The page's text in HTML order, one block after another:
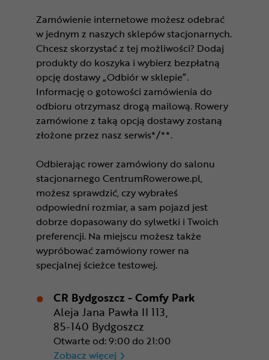
Zamówienie internetowe możesz odebrać
w jednym z naszych sklepów stacjonarnych.
Chcesz skorzystać z tej możliwości? Dodaj
produkty do koszyka i wybierz bezpłatną
opcję dostawy „Odbiór w sklepie”.
Informację o gotowości zamówienia do
odbioru otrzymasz drogą mailową. Rowery
zamówione z taką opcją dostawy zostaną
złożone przez nasz serwis*/**.
Odbierając rower zamówiony do salonu
stacjonarnego CentrumRowerowe.pl,
możesz sprawdzić, czy wybrałeś
odpowiedni rozmiar, a sam pojazd jest
dobrze dopasowany do sylwetki i Twoich
preferencji. Na miejscu możesz także
wypróbować zamówiony rower na
specjalnej ścieżce testowej.
CR Bydgoszcz - Comfy Park
Aleja Jana Pawła II 113,
85-140 Bydgoszcz
Otwarte od: 9:00 do 21:00
Zobacz więcej CR Bydgoszcz - Comfy Park